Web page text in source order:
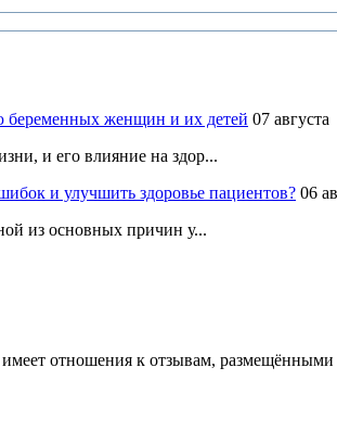
беременных женщин и их детей 07 августа
и его влияние на здор...
и улучшить здоровье пациентов? 06
из основных причин у...
отношения к отзывам, размещёнными